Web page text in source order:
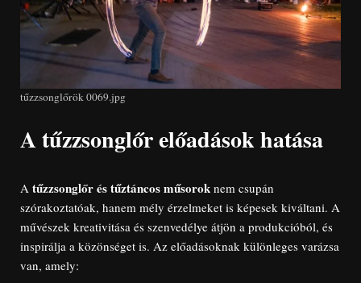
tűzzsonglőrök 0069.jpg
A tűzzsonglőr előadások hatása
A tűzzsonglőr és tűztáncos műsorok nem csupán
szórakoztatóak, hanem mély érzelmeket is képesek kiváltani. A
művészek kreativitása és szenvedélye átjön a produkcióból, és
inspirálja a közönséget is. Az előadásoknak különleges varázsa
van, amely: